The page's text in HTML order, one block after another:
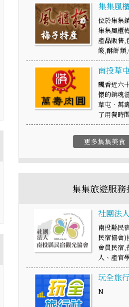
集集風
位於集集
集集風櫃
產品販售,
餞,酥餅
南投草
飄香近六
懷的銷魂
草屯‧萬
了用餐時
更多集集美食
集集旅遊服務
社團法
南投縣民
民宿協會)
會員民宿,
人、產官
玩全旅
N